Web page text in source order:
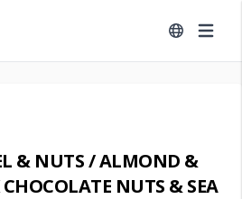
& NUTS / ALMOND &
NUTS & SEA